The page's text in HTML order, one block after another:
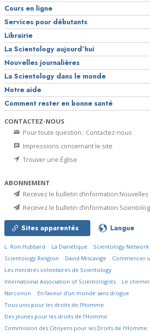
Cours en ligne
Services pour débutants
Librairie
La Scientology aujourd’hui
Nouvelles journalières
La Scientology dans le monde
Notre aide
Comment rester en bonne santé
CONTACTEZ-NOUS
Pour toute question : Contactez-nous
Impressions concernant le site
Trouver une Église
ABONNEMENT
Recevez le bulletin d’information
Recevez le bulletin d’information
Sites apparentés Langue
L. Ron Hubbard La Dianétique
Scientology Network
Scientology Religion
David Miscavige
Commencer
Les ministres volontaires de Scientology
International Association of Scientologists
Le
Narconon
En faveur d’un monde sans drogue
Tous unis pour les droits de l’Homme
Des jeunes pour les droits de l’Homme
Commission des Citoyens pour les Droits de l’Homme